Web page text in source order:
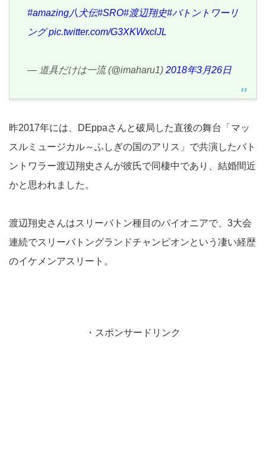
#amazing八犬伝#SRO#渡辺翔史#バトントワーリ
ング pic.twitter.com/G3XKWxclJL
— 道具だけは一流 (@imaharu1) 2018年3月26日
昨2017年には、DEppaさんと破局した直後の舞台「マッ
スルミュージカル～ふしぎの国のアリス」で共演したバト
ントワラー渡辺翔史さんが彼氏で同棲中であり、結婚間近
かと思われました。
渡辺翔史さんはスリーバトン種目のパイオニアで、3大会
連続でスリーバトングランドチャンピオンという凄い経歴
のイケメンアスリート。
・スポンサードリンク